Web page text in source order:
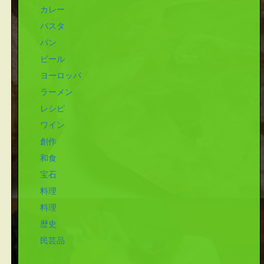
カレー
パスタ
パン
ビール
ヨーロッパ
ラーメン
レシピ
ワイン
創作
和食
宝石
料理
料理
歴史
民芸品